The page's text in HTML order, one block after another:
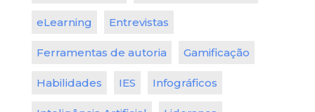
eLearning Entrevistas
Ferramentas de autoria Gamificação
Habilidades IES Infográficos